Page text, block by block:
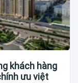
khách hàng
ưu việt